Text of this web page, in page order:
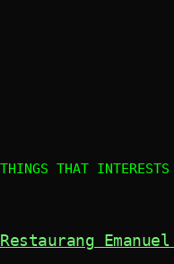
THINGS THAT INTERESTS
Restaurang